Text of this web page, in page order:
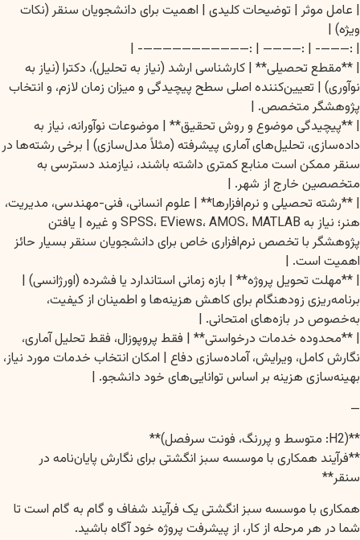
| عامل موثر | توضیحات کلیدی | اهمیت برای دانشجویان سنقر (نکات
ویژه) |
| :———- | :———— | :———————————- |
| **مقطع تحصیلی** | کارشناسی ارشد (نیاز به تحلیل)، دکترا (نیاز به
نوآوری) | تعیین‌کننده اصلی سطح پیچیدگی و میزان زمان لازم، و انتخاب
پژوهشگر متخصص. |
| **پیچیدگی موضوع و روش تحقیق** | موضوعات نوآورانه، نیاز به
داده‌سازی، تحلیل‌های آماری پیشرفته (مثلاً مدل‌سازی) | برخی رشته‌ها در
سنقر ممکن است منابع کمتری داشته باشند، نیازمند دسترسی به
متخصصین خارج از شهر. |
| **رشته تحصیلی و نرم‌افزارها** | علوم انسانی، فنی-مهندسی، مدیریت،
هنر؛ نیاز به SPSS، EViews، AMOS، MATLAB و غیره | یافتن
پژوهشگر با تخصص نرم‌افزاری خاص برای دانشجویان سنقر بسیار حائز
اهمیت است. |
| **مهلت تحویل پروژه** | بازه زمانی استاندارد یا فشرده (اورژانسی) |
برنامه‌ریزی زودهنگام برای کاهش هزینه‌ها و اطمینان از کیفیت،
به‌خصوص در بازه‌های امتحانی. |
| **محدوده خدمات درخواستی** | فقط پروپوزال، فقط تحلیل آماری،
نگارش کامل، ویرایش، آماده‌سازی دفاع | امکان انتخاب خدمات مورد نیاز،
بهینه‌سازی هزینه بر اساس توانایی‌های خود دانشجو. |
—
**(H2: متوسط و پررنگ، فونت سرفصل)**
**فرآیند همکاری با موسسه سبز انگشتی برای نگارش پایان‌نامه در
سنقر**
همکاری با موسسه سبز انگشتی یک فرآیند شفاف و گام به گام است تا
شما در هر مرحله از کار، از پیشرفت پروژه خود آگاه باشید.